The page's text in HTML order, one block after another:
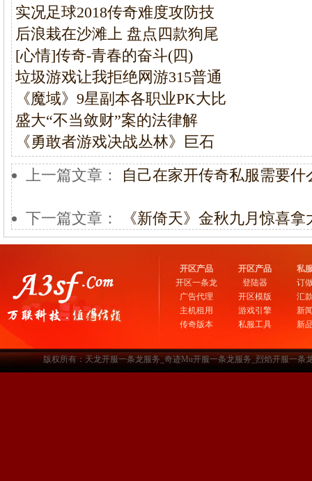
实况足球2018传奇难度攻防技
后浪栽在沙滩上 盘点四款狗尾
[心情]传奇-青春的奋斗(四)
垃圾游戏让我拒绝网游315普通
《魔域》9星副本各职业PK大比
盛大“不当敛财”案的法律解
《勇敢者游戏决战丛林》巨石
上一篇文章：
自己在家开传奇私服需要什
下一篇文章： 《新倚天》金秋九月惊喜
开区产品
开区一条龙
广告代理
主机租用
传奇版本
开区产品
登陆器
开区模版
游戏引擎
私服工具
私
订
汇
新
新
版权所有：天龙开服一条龙服务_奇迹Mu开服一条龙服务_烈焰开服一条